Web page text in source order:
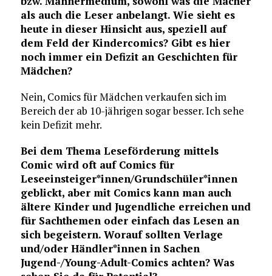
als auch die Leser anbelangt. Wie sieht es
heute in dieser Hinsicht aus, speziell auf
dem Feld der Kindercomics? Gibt es hier
noch immer ein Defizit an Geschichten für
Mädchen?
Nein, Comics für Mädchen verkaufen sich im
Bereich der ab 10-jährigen sogar besser. Ich sehe
kein Defizit mehr.
Bei dem Thema Leseförderung mittels
Comic wird oft auf Comics für
Leseeinsteiger*innen/Grundschüler*innen
geblickt, aber mit Comics kann man auch
ältere Kinder und Jugendliche erreichen und
für Sachthemen oder einfach das Lesen an
sich begeistern. Worauf sollten Verlage
und/oder Händler*innen in Sachen
Jugend-/Young-Adult-Comics achten? Was